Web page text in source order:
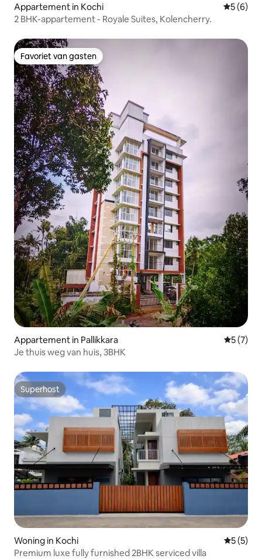
Appartement in Kochi
5 (6)
2 BHK-appartement - Royale Suites, Kolencherry.
Favoriet van gasten
Favoriet van gasten
Appartement in Pallikkara
5 (7)
Je thuis weg van huis, 3BHK
Superhost
Superhost
Woning in Kochi
5 (5)
Premium luxe fully furnished 2BHK serviced villa